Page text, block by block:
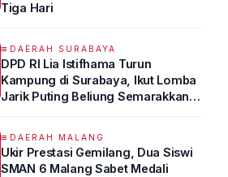
Tiga Hari
DAERAH SURABAYA
DPD RI Lia Istifhama Turun
Kampung di Surabaya, Ikut Lomba
Jarik Puting Beliung Semarakkan
DAERAH MALANG
Ukir Prestasi Gemilang, Dua Siswi
SMAN 6 Malang Sabet Medali